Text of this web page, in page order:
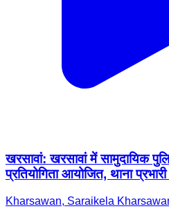
खरसावां: खरसावां में सामुदायिक
प्रतियोगिता आयोजित, थाना
Kharsawan, Saraikela